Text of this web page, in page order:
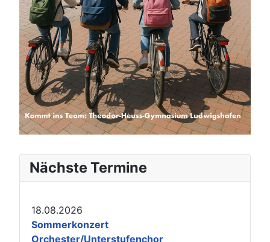
Nächste Termine
18.08.2026
Sommerkonzert
Orchester/Unterstufenchor